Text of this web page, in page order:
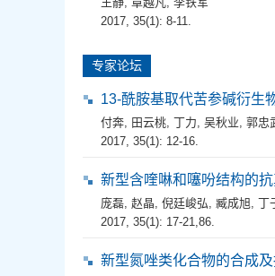
2017, 35(1): 8-11.
专家论坛
13-酰胺基取代苦参碱衍生
付奔, 田云桃, 丁力, 吴秋业, 郭忠
2017, 35(1): 12-16.
新型含喹啉和噻吩结构的
庞磊, 赵晶, 倪廷峻弘, 臧成旭, 丁
2017, 35(1): 17-21,86.
新型氮唑类化合物的合成